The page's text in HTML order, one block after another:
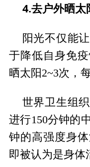
4.去户外晒太
阳光不仅能
于降低自身免
晒太阳2~3次，
世界卫生组
进行150分钟的
钟的高强度身
即被认为是身体